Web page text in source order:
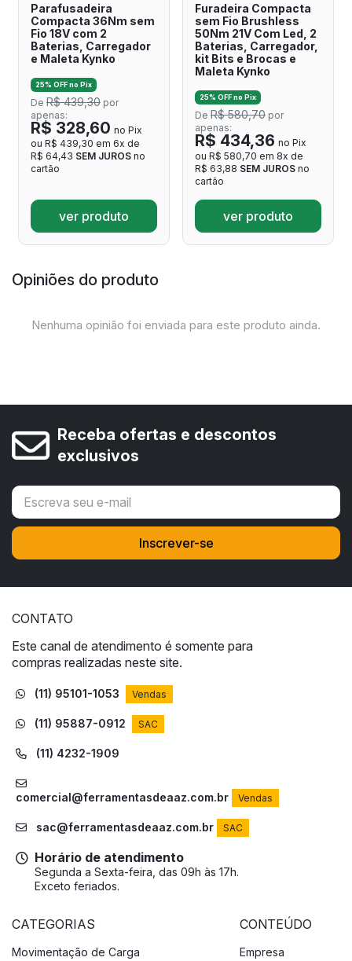
Parafusadeira
Compacta 36Nm sem
Fio 18V com 2
Baterias, Carregador
e Maleta Kynko
25% OFF no Pix
De R$ 439,30 por
apenas:
R$ 328,60 no Pix
ou R$ 439,30 em 6x de
R$ 64,43 SEM JUROS no
cartão
ver produto
Furadeira Compacta
sem Fio Brushless
50Nm 21V Com Led, 2
Baterias, Carregador,
kit Bits e Brocas e
Maleta Kynko
25% OFF no Pix
De R$ 580,70 por
apenas:
R$ 434,36 no Pix
ou R$ 580,70 em 8x de
R$ 63,88 SEM JUROS no
cartão
ver produto
Opiniões do produto
Nenhuma opinião foi enviada para este produto ainda.
Receba ofertas e descontos
exclusivos
CONTATO
Este canal de atendimento é somente para
compras realizadas neste site.
(11) 95101-1053 Vendas
(11) 95887-0912 SAC
(11) 4232-1909
comercial@ferramentasdeaaz.com.br Vendas
sac@ferramentasdeaaz.com.br SAC
Horário de atendimento
Segunda a Sexta-feira, das 09h às 17h.
Exceto feriados.
CATEGORIAS
Movimentação de Carga
CONTEÚDO
Empresa